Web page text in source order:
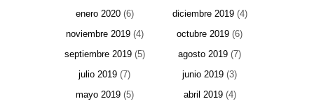
enero 2020(6) diciembre 2019(4)
noviembre 2019(4) octubre 2019 (6)
septiembre 2019(5) agosto 2019 (7)
julio 2019 (7) junio 2019 (3)
mayo 2019(5) abril 2019(4)